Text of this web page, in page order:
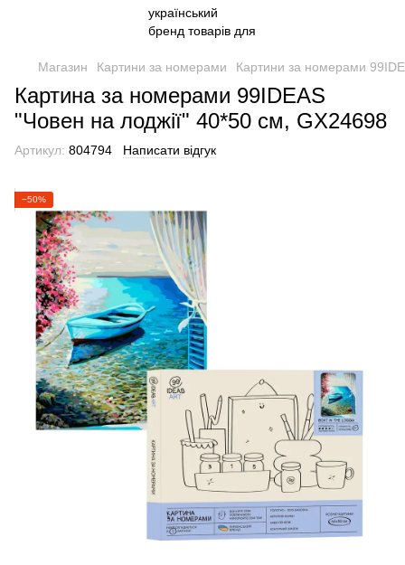
Магазин Картини за номерами Картини за номерами
Картина за номерами 99IDEAS
"Човен на лоджії" 40*50 см, GX24698
Артикул: 804794 Написати відгук
−50%